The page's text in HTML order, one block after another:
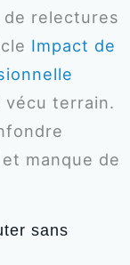
de relectures
Impact de
vécu terrain.
manque de
sans